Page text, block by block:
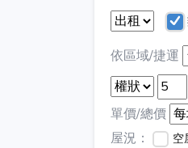
依區域/捷運
單價/總價
屋況：
空